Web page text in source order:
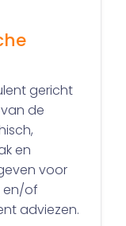
gericht
de
en
voor
en/of
adviezen.